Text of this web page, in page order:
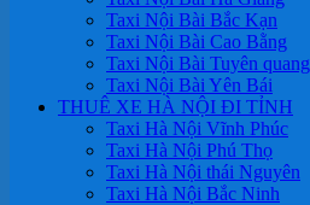
Taxi Nội Bài Bắc Kạn
Taxi Nội Bài Cao Bằng
Taxi Nội Bài Tuyên quang
Taxi Nội Bài Yên Bái
THUÊ XE HÀ NỘI ĐI TỈNH
Taxi Hà Nội Vĩnh Phúc
Taxi Hà Nội Phú Thọ
Taxi Hà Nội thái Nguyên
Taxi Hà Nội Bắc Ninh